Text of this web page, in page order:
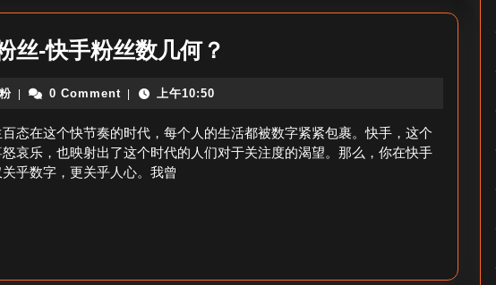
手
购
买
丝-快手粉丝数几何？
手
上
抖
涨
粉
0 Comment 上午10:50
态在这个快节奏的时代，每个人的生活都被数字紧紧包裹。快手，这个
哀乐，也映射出了这个时代的人们对于关注度的渴望。那么，你在快手
乎数字，更关乎人心。我曾